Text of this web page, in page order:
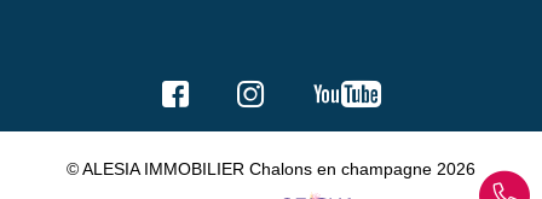
© ALESIA IMMOBILIER Chalons en champagne 2026